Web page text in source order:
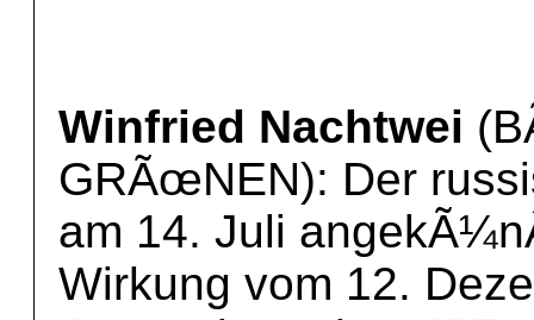
Winfried Nachtwei
GRÃœNEN): Der
am 14. Juli
Wirkung vom 12.